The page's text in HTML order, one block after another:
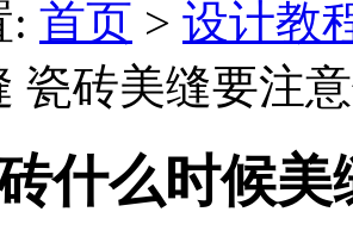
: 首页 > 设计教
瓷砖美缝要注
什么时候